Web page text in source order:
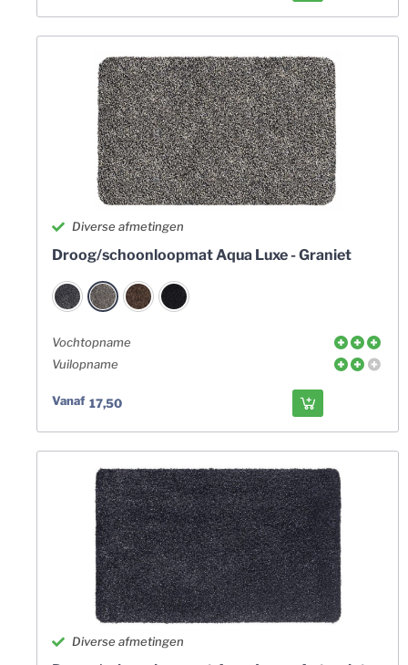
Diverse afmetingen
Droog/schoonloopmat Aqua Luxe - Graniet
Vochtopname
Vuilopname
Vanaf 17,50
Diverse afmetingen